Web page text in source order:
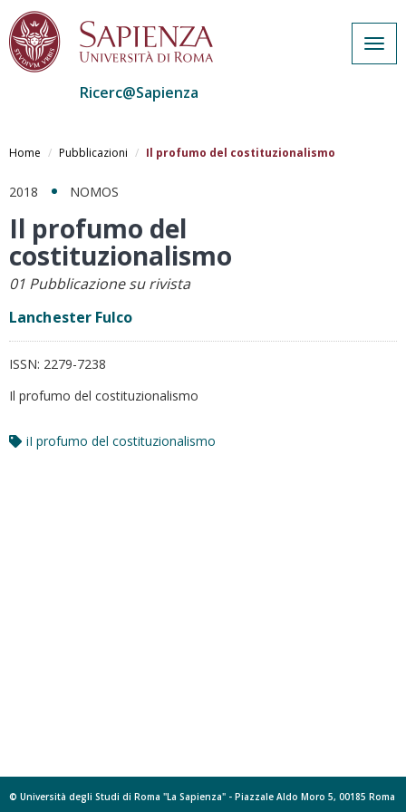
al
principale
Ricerc@Sapienza
Home Pubblicazioni Il profumo del costituzionalismo
2018 NOMOS
Il profumo del
costituzionalismo
01 Pubblicazione su rivista
Lanchester Fulco
ISSN: 2279-7238
Il profumo del costituzionalismo
iI profumo del costituzionalismo
© Università degli Studi di Roma "La Sapienza" - Piazzale Aldo Moro 5, 00185 Roma